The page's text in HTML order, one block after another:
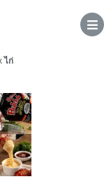
ไก่